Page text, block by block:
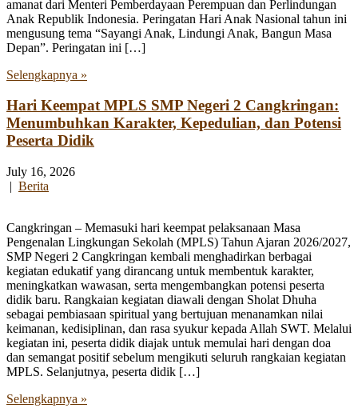
amanat dari Menteri Pemberdayaan Perempuan dan Perlindungan
Anak Republik Indonesia. Peringatan Hari Anak Nasional tahun ini
mengusung tema “Sayangi Anak, Lindungi Anak, Bangun Masa
Depan”. Peringatan ini […]
Selengkapnya »
Hari Keempat MPLS SMP Negeri 2 Cangkringan:
Menumbuhkan Karakter, Kepedulian, dan Potensi
Peserta Didik
July 16, 2026
| Berita
Cangkringan – Memasuki hari keempat pelaksanaan Masa
Pengenalan Lingkungan Sekolah (MPLS) Tahun Ajaran 2026/2027,
SMP Negeri 2 Cangkringan kembali menghadirkan berbagai
kegiatan edukatif yang dirancang untuk membentuk karakter,
meningkatkan wawasan, serta mengembangkan potensi peserta
didik baru. Rangkaian kegiatan diawali dengan Sholat Dhuha
sebagai pembiasaan spiritual yang bertujuan menanamkan nilai
keimanan, kedisiplinan, dan rasa syukur kepada Allah SWT. Melalui
kegiatan ini, peserta didik diajak untuk memulai hari dengan doa
dan semangat positif sebelum mengikuti seluruh rangkaian kegiatan
MPLS. Selanjutnya, peserta didik […]
Selengkapnya »